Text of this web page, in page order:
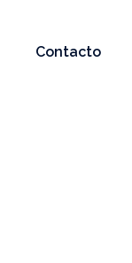
Contacto